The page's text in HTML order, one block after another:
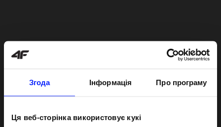
Згода Інформація Про програму
Ця веб-сторінка використовує кукі